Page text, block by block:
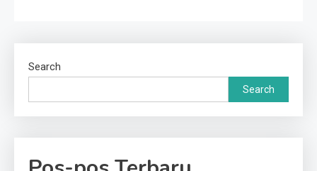
Search
Search